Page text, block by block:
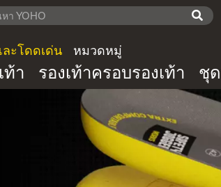
ะโดดเด่น หมวดหมู่
ท้า รองเท้าครอบรองเท้า ชุ